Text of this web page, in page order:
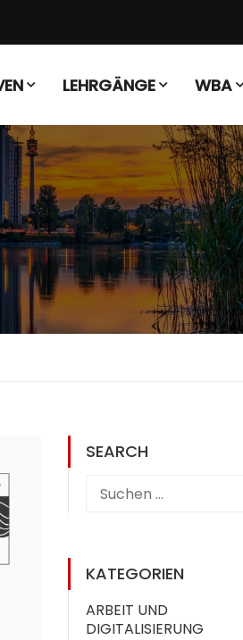
LEHRGÄNGE WBA
SEARCH
KATEGORIEN
ARBEIT UND
DIGITALISIERUNG